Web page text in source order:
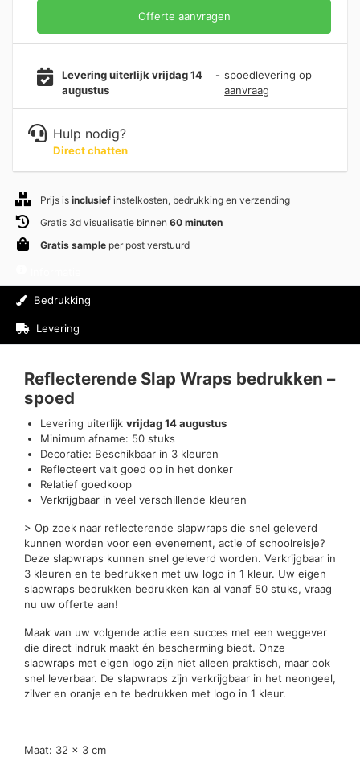
Offerte aanvragen
Levering uiterlijk vrijdag 14
augustus
- spoedlevering op
aanvraag
Hulp nodig?
Direct chatten
Prijs is inclusief instelkosten, bedrukking en verzending
Gratis 3d visualisatie binnen 60 minuten
Gratis sample per post verstuurd
Bedrukking
Levering
Reflecterende Slap Wraps bedrukken –
spoed
Levering uiterlijk vrijdag 14 augustus
Minimum afname: 50 stuks
Decoratie: Beschikbaar in 3 kleuren
Reflecteert valt goed op in het donker
Relatief goedkoop
Verkrijgbaar in veel verschillende kleuren
> Op zoek naar reflecterende slapwraps die snel geleverd
kunnen worden voor een evenement, actie of schoolreisje?
Deze slapwraps kunnen snel geleverd worden. Verkrijgbaar in
3 kleuren en te bedrukken met uw logo in 1 kleur. Uw eigen
slapwraps bedrukken bedrukken kan al vanaf 50 stuks, vraag
nu uw offerte aan!
Maak van uw volgende actie een succes met een weggever
die direct indruk maakt én bescherming biedt. Onze
slapwraps met eigen logo zijn niet alleen praktisch, maar ook
snel leverbaar. De slapwraps zijn verkrijgbaar in het neongeel,
zilver en oranje en te bedrukken met logo in 1 kleur.
Maat: 32 x 3 cm